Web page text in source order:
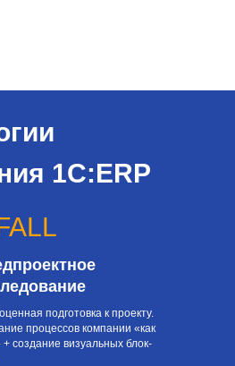
подготовка к проекту.
процессов компании «как
+ создание визуальных блок-
1С:ERP